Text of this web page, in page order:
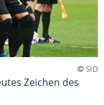
©SID
Zeichen des